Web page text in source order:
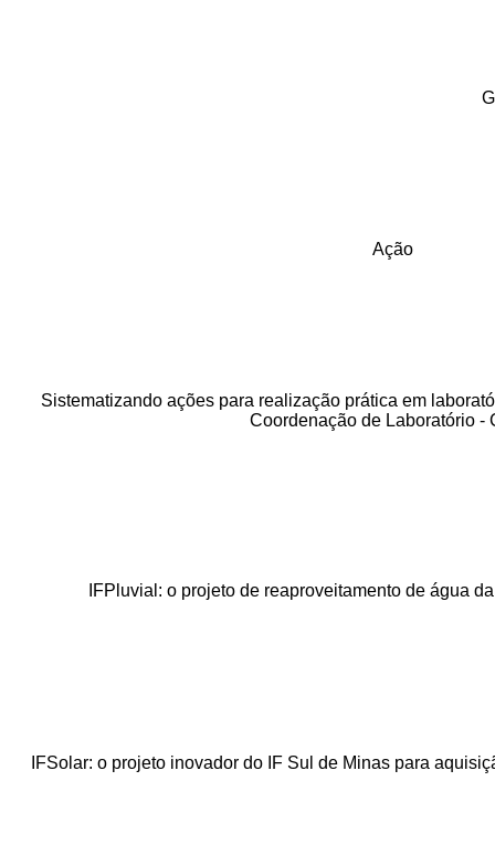
Ação
Sistematizando ações para realização prática em
Coordenação de Laboratório -
IFPluvial: o projeto de reaproveitamento de água
IFSolar: o projeto inovador do IF Sul de Minas para